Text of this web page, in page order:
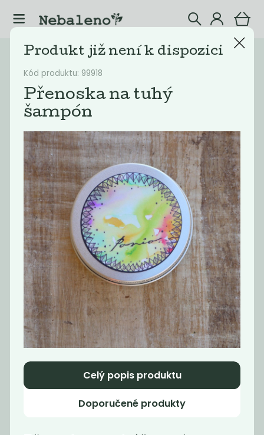
Katalog Ostatní
Filtrovat produkty
Doporučené Nejlevnější Nejdražší
Voucher 500 Kč
500Kč
Akce
Lněný pytlík
Nebaleno
89Kč
Kód produktu: 99918
Přenoska na tuhý
šampón
Produkt již není k dispozici
Celý popis produktu
Doporučené produkty